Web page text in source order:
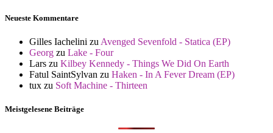
Neueste Kommentare
Gilles Iachelini zu Avenged Sevenfold - Statica (EP)
Georg zu Lake - Four
Lars zu Kilbey Kennedy - Things We Did On Earth
Fatul SaintSylvan zu Haken - In A Fever Dream (EP)
tux zu Soft Machine - Thirteen
Meistgelesene Beiträge